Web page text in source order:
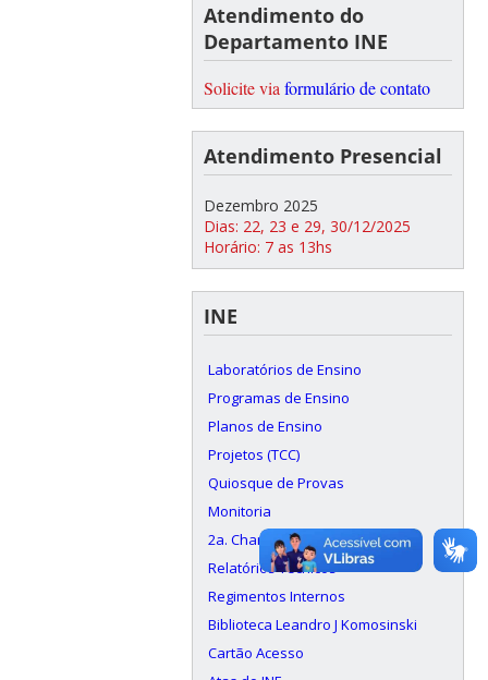
Atendimento do
Departamento INE
Solicite via formulário de contato
Atendimento Presencial
Dezembro 2025
Dias: 22, 23 e 29, 30/12/2025
Horário: 7 as 13hs
INE
Laboratórios de Ensino
Programas de Ensino
Planos de Ensino
Projetos (TCC)
Quiosque de Provas
Monitoria
2a. Chamada de Avaliação
Relatórios Técnicos
Regimentos Internos
Biblioteca Leandro J Komosinski
Cartão Acesso